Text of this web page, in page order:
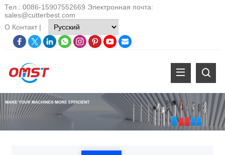
Тел.: 0086-15907552669 Электронная почта:
sales@cutterbest.com
О Контакт|